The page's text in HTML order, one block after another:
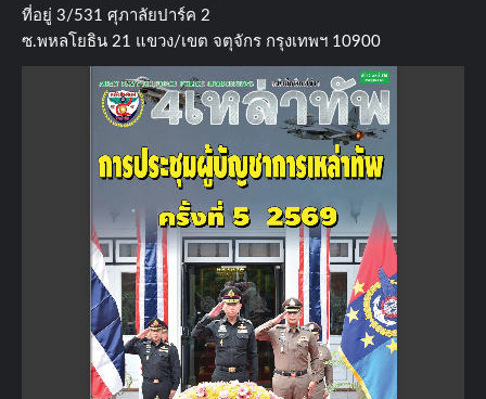
ที่อยู่​ 3/531​ ศุภาลัยปาร์ค​ 2
ซ.พหลโยธิน​ 21​ แขวง/เขต​ จตุจักร​ กรุงเทพฯ 10900